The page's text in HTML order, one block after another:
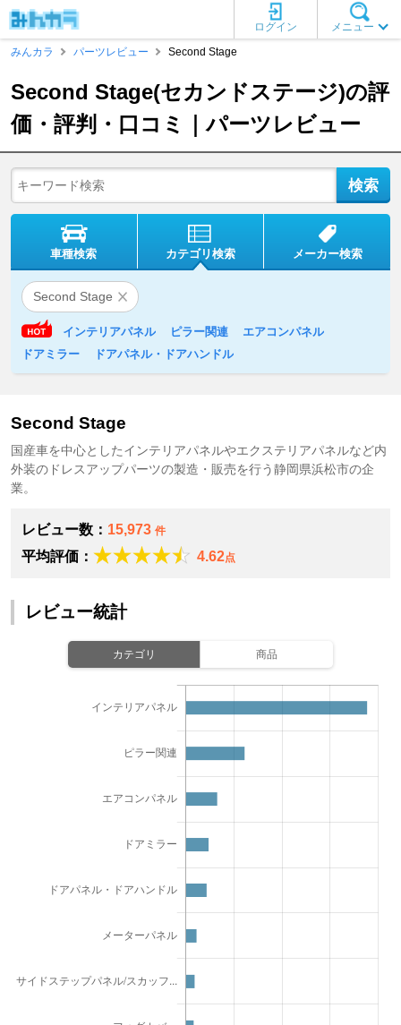
メニュー
ログイン
みんカラ
パーツレビュー Second Stage
Second Stage(セカンドステージ)の評
価・評判・口コミ｜パーツレビュー
車種検索 カテゴリ検索 メーカー検索
Second Stage
インテリアパネル ピラー関連
エアコンパネル
ドアミラー
ドアパネル・ドアハンドル
Second Stage
国産車を中心としたインテリアパネルやエクステリアパネルなど内
外装のドレスアップパーツの製造・販売を行う静岡県浜松市の企
業。
レビュー数： 15,973 件
平均評価： 4.62点
レビュー統計
カテゴリ 商品